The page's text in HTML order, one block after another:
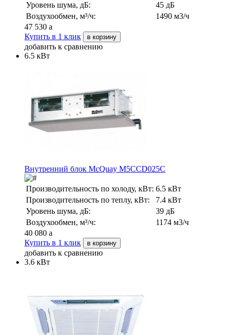
Уровень шума, дБ:
45 дБ
Воздухообмен, м³/ч:
1490 м3/ч
47 530 a
Купить в 1 клик
в корзину
добавить к сравнению
6.5 кВт
Внутренний блок McQuay M5CCD025C
Производительность по холоду, кВт: 6.5 кВт
Производительность по теплу, кВт:
7.4 кВт
Уровень шума, дБ:
39 дБ
Воздухообмен, м³/ч:
1174 м3/ч
40 080 a
Купить в 1 клик
в корзину
добавить к сравнению
3.6 кВт